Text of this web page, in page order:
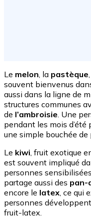
Le melon , la pastèque
souvent bienvenus
aussi dans la ligne de
structures communes
de l’ambroisie . Une
pendant les mois d’été
une simple bouchée de
Le kiwi , fruit exotique
est souvent impliqué
personnes
partage aussi des pan-
encore le latex , ce qui
personnes
fruit-latex.